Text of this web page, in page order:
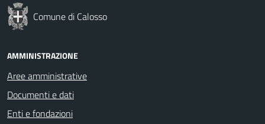
Comune di Calosso
AMMINISTRAZIONE
Aree amministrative
Documenti e dati
Enti e fondazioni